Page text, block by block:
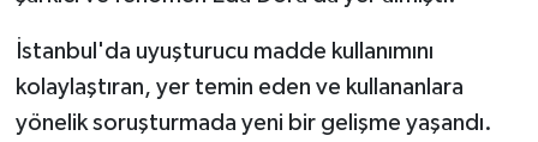
İstanbul'da uyuşturucu madde kullanımını
kolaylaştıran, yer temin eden ve kullananlara
yönelik soruşturmada yeni bir gelişme yaşandı.